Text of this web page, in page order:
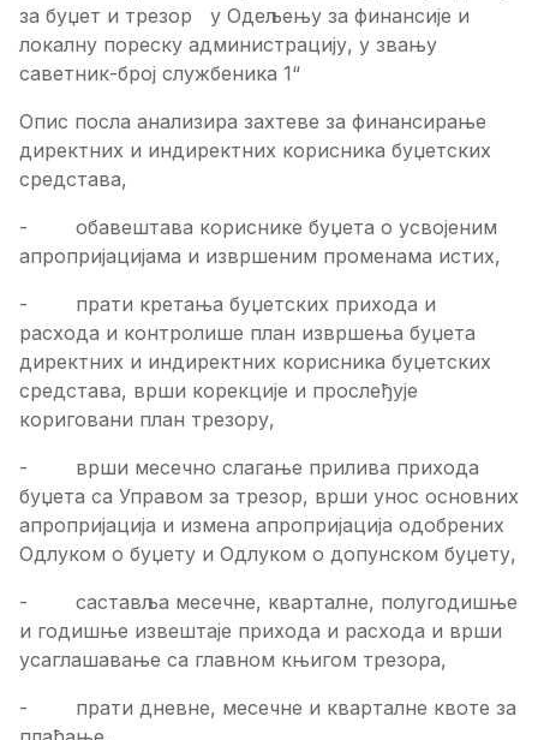
за буџет и трезор у Одељењу за финансије и
локалну пореску администрацију, у звању
саветник-број службеника 1“
Опис посла анализира захтеве за финансирање
директних и индиректних корисника буџетских
средстава,
- обавештава кориснике буџета о усвојеним
апропријацијама и извршеним променама истих,
- прати кретања буџетских прихода и
расхода и контролише план извршења буџета
директних и индиректних корисника буџетских
средстава, врши корекције и прослеђује
кориговани план трезору,
- врши месечно слагање прилива прихода
буџета са Управом за трезор, врши унос основних
апропријација и измена апропријација одобрених
Одлуком о буџету и Одлуком о допунском буџету,
- саставља месечне, кварталне, полугодишње
и годишње извештаје прихода и расхода и врши
усаглашавање са главном књигом трезора,
- прати дневне, месечне и кварталне квоте за